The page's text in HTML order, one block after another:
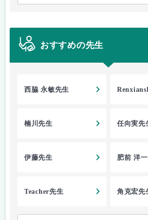
おすすめの先生
西脇 永敏先生
楠川先生 任向実先
伊藤先生 肥前 洋
Teacher先生 角克宏先